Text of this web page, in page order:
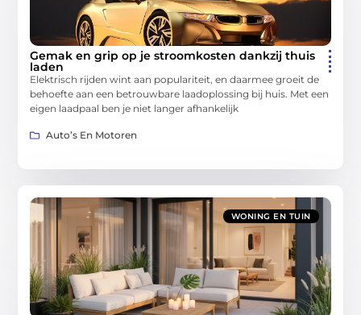
Gemak en grip op je stroomkosten dankzij thuis
laden
Elektrisch rijden wint aan populariteit, en daarmee groeit de
behoefte aan een betrouwbare laadoplossing bij huis. Met een
eigen laadpaal ben je niet langer afhankelijk
Auto’s En Motoren
WONING EN TUIN